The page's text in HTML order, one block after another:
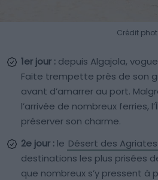
Crédit
1er jour : depuis Algajola,
Faite trempette près de son
avant d’amarrer au port.
l’arrivée de nombreux ferries,
préserver son charme.
2e jour : le Désert des Agriates
destinations les plus prisées
que nombreux s’y pressent à